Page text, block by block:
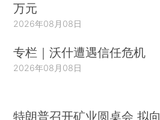
万元
2026年08月08日
专栏｜沃什遭遇信任危机
2026年08月08日
特朗普召开矿业圆桌会 拟向